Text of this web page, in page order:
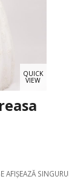
QUICK
VIEW
AFIȘEAZĂ